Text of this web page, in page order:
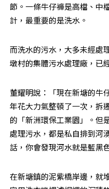
節。一條牛仔褲是高檔、中
計，最重要的是洗水。
而洗水的污水，大多未經處
墩村的集體污水處理廠，已
董耀明說：「現在新塘的牛
年花大力氣整頓了一次，拆
的「新洲環保工業園」。但
處理污水，都是私自排到河
話，你會發現河水就是藍黑
在新塘鎮的泥紫橋岸邊，就